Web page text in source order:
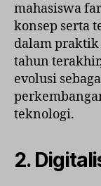
mahasiswa
konsep serta
dalam praktik
tahun
evolusi
teknologi.
2.